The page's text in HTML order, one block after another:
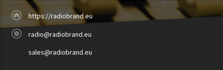
https://radiobrand.eu
radio@radiobrand.eu
sales@radiobrand.eu